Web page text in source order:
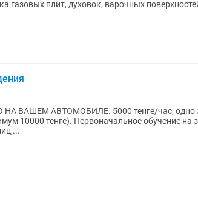
ВАШЕМ АВТОМОБИЛЕ. 5000 тенге/час, одно
обучение на закрытой